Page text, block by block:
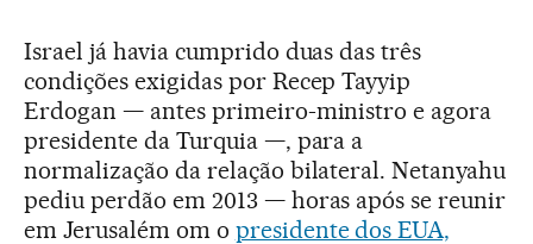
Israel já havia cumprido duas das três
condições exigidas por Recep Tayyip
Erdogan — antes primeiro-ministro e agora
presidente da Turquia —, para a
normalização da relação bilateral. Netanyahu
pediu perdão em 2013 — horas após se reunir
em Jerusalém om o presidente dos EUA,